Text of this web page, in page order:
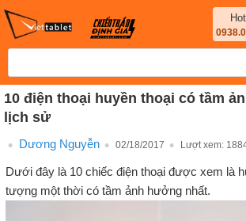
10 điện thoại huyền thoại có tầm
lịch sử
Dương Nguyễn 02/18/2017 Lượt xem:
Dưới đây là 10 chiếc điện thoại được xem là
tượng một thời có tầm ảnh hưởng nhất.